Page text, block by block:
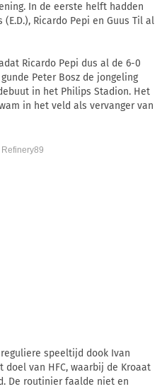
In de eerste helft hadden
Ricardo Pepi en Guus Til al
Ricardo Pepi dus al de 6-0
Peter Bosz de jongeling
in het Philips Stadion. Het
in het veld als vervanger van
speeltijd dook Ivan
van HFC, waarbij de Kroaat
De routinier faalde niet en